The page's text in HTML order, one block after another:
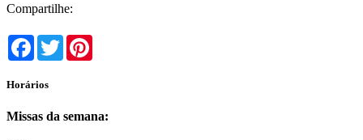
Compartilhe:
Facebook
Twitter
Horários
Missas da semana: